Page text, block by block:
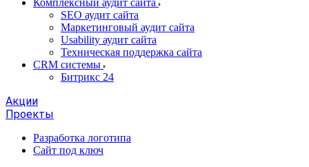
Комплексный аудит сайта
SEO аудит сайта
Маркетинговый аудит сайта
Usability аудит сайта
Техническая поддержка сайта
CRM системы
Битрикс 24
Акции
Проекты
Разработка логотипа
Сайт под ключ